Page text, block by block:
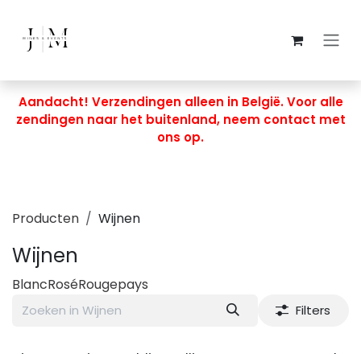
Aandacht! Verzendingen alleen in België. Voor alle
zendingen naar het buitenland, neem contact met
ons op.
Producten Wijnen
Wijnen
BlancRoséRougepays
Filters